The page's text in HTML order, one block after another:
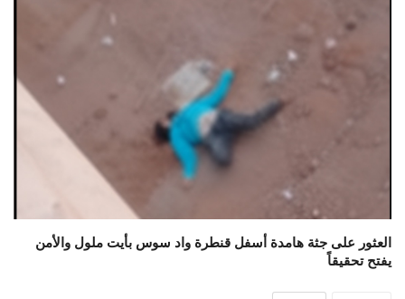
العثور على جثة هامدة أسفل قنطرة واد سوس بأيت ملول والأمن
يفتح تحقيقاً